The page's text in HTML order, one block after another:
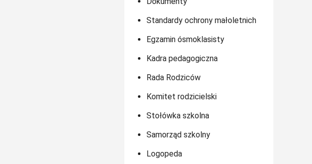
Standardy ochrony małoletnich
Egzamin ósmoklasisty
Kadra pedagogiczna
Rada Rodziców
Komitet rodzicielski
Stołówka szkolna
Samorząd szkolny
Logopeda